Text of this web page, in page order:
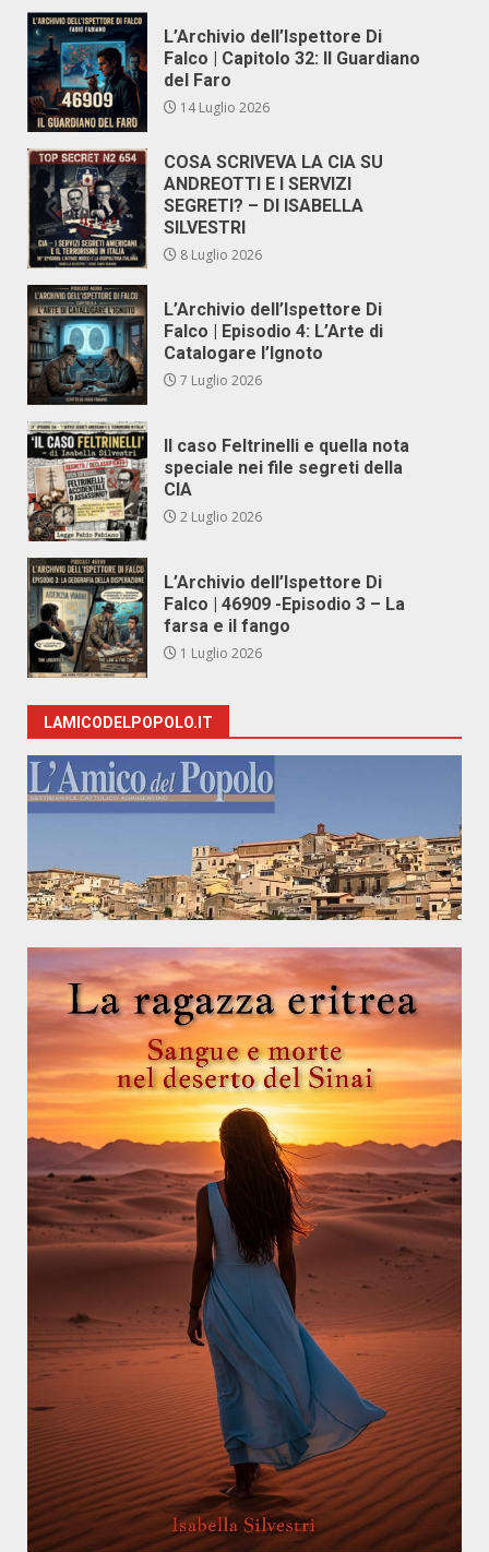
L’Archivio dell’Ispettore Di
Falco | Capitolo 32: Il Guardiano
del Faro
14 Luglio 2026
COSA SCRIVEVA LA CIA SU
ANDREOTTI E I SERVIZI
SEGRETI? – DI ISABELLA
SILVESTRI
8 Luglio 2026
L’Archivio dell’Ispettore Di
Falco | Episodio 4: L’Arte di
Catalogare l’Ignoto
7 Luglio 2026
Il caso Feltrinelli e quella nota
speciale nei file segreti della
CIA
2 Luglio 2026
L’Archivio dell’Ispettore Di
Falco | 46909 -Episodio 3 – La
farsa e il fango
1 Luglio 2026
LAMICODELPOPOLO.IT